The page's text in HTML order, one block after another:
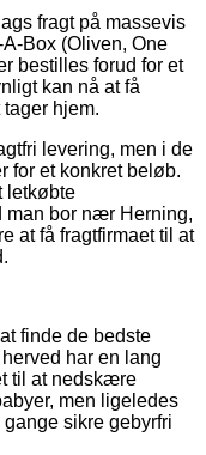
fragt på massevis
Box (Oliven, One
bestilles forud for et
kan nå at få
hjem.
levering, men i de
for et konkret beløb.
letkøbte
man bor nær Herning,
at få fragtfirmaet til at
finde de bedste
har en lang
til at nedskære
men ligeledes
sikre gebyrfri